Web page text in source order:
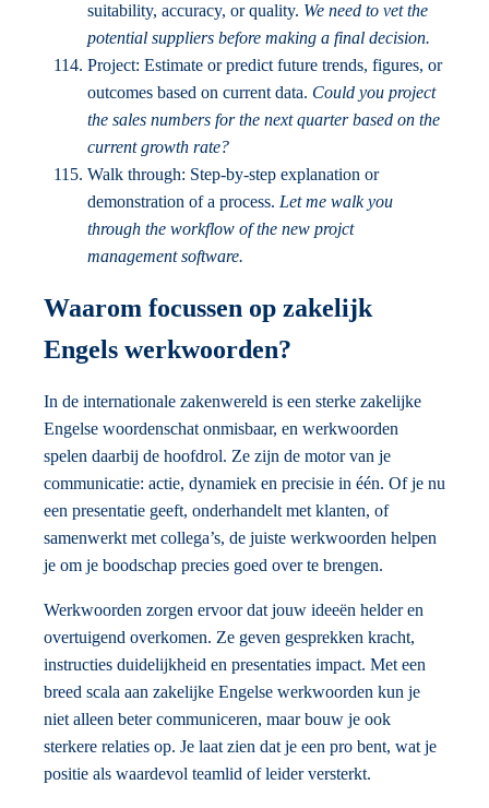
suitability, accuracy, or quality. We need to vet the
potential suppliers before making a final decision.
Project: Estimate or predict future trends, figures, or
outcomes based on current data. Could you project
the sales numbers for the next quarter based on the
current growth rate?
Walk through: Step-by-step explanation or
demonstration of a process. Let me walk you
through the workflow of the new projct
management software.
Waarom focussen op zakelijk
Engels werkwoorden?
In de internationale zakenwereld is een sterke zakelijke
Engelse woordenschat onmisbaar, en werkwoorden
spelen daarbij de hoofdrol. Ze zijn de motor van je
communicatie: actie, dynamiek en precisie in één. Of je nu
een presentatie geeft, onderhandelt met klanten, of
samenwerkt met collega’s, de juiste werkwoorden helpen
je om je boodschap precies goed over te brengen.
Werkwoorden zorgen ervoor dat jouw ideeën helder en
overtuigend overkomen. Ze geven gesprekken kracht,
instructies duidelijkheid en presentaties impact. Met een
breed scala aan zakelijke Engelse werkwoorden kun je
niet alleen beter communiceren, maar bouw je ook
sterkere relaties op. Je laat zien dat je een pro bent, wat je
positie als waardevol teamlid of leider versterkt.